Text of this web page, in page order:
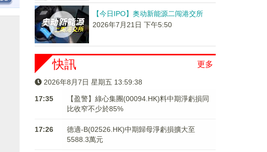
【今日IPO】奥动新能源二闯港交所
2026年7月21日 下午5:50
更多
快訊
2026年8月7日 星期五 13:59:38
17:35
【盈警】綠心集團(00094.HK)料中期淨虧損同
比收窄不少於85%
17:26
德適-B(02526.HK)中期歸母淨虧損擴大至
5588.3萬元